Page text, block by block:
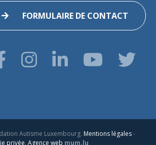
FORMULAIRE DE CONTACT
Autisme Luxembourg. Mentions légales-
privée. Agence web mum.lu